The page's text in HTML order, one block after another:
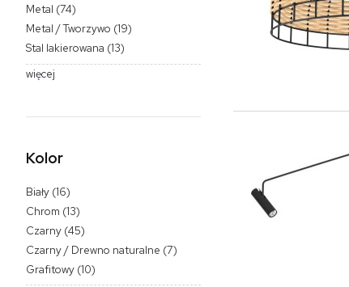
Metal (74)
Metal / Tworzywo (19)
Stal lakierowana (13)
więcej
Kolor
Biały (16)
Chrom (13)
Czarny (45)
Czarny / Drewno naturalne (7)
Grafitowy (10)